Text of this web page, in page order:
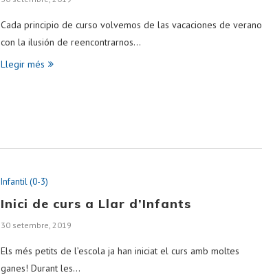
Cada principio de curso volvemos de las vacaciones de verano
con la ilusión de reencontrarnos…
Llegir més
Infantil (0-3)
Inici de curs a Llar d’Infants
30 setembre, 2019
Els més petits de l’escola ja han iniciat el curs amb moltes
ganes! Durant les…